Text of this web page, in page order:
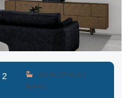
2
Desde 2 hasta 2
Baños